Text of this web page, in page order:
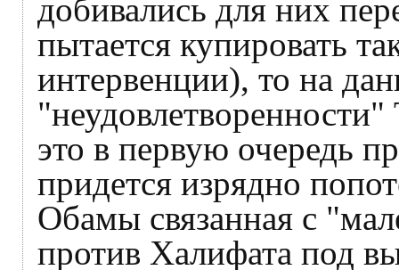
добивались для них
пытается купировать
интервенции), то на
это в первую очередь
придется изрядно
Обамы связанная с
против Халифата под